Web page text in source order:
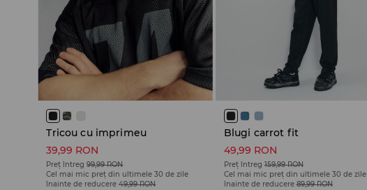
Tricou cu imprimeu
39,99 RON
Preț întreg 99,99 RON
Cel mai mic preț din ultimele 30 de zile
înainte de reducere 49,99 RON
Blugi carrot fit
49,99 RON
Preț întreg 159,99 RON
Cel mai mic preț din ultimele 30 de zile
înainte de reducere 89,99 RON